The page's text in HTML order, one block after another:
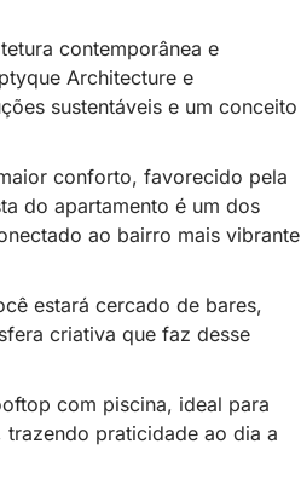
contemporânea e
Architecture e
sustentáveis e um conceito
conforto, favorecido pela
do apartamento é um dos
ao bairro mais vibrante
estará cercado de bares,
criativa que faz desse
com piscina, ideal para
praticidade ao dia a